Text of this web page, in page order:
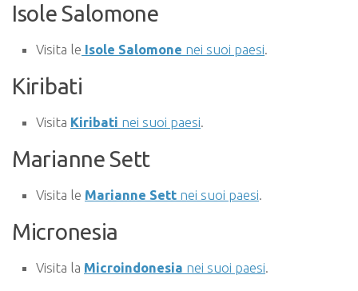
Isole Salomone
Visita le Isole Salomone nei suoi paesi.
Kiribati
Visita Kiribati nei suoi paesi.
Marianne Sett
Visita le Marianne Sett nei suoi paesi.
Micronesia
Visita la Microindonesia nei suoi paesi.